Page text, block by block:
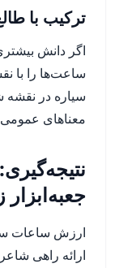
ترکیب با
اگر دانش
ساعت‌ها را با
سیاره در نقشه
معناهای عمومی
ارزش ساعات
ارائه راهی